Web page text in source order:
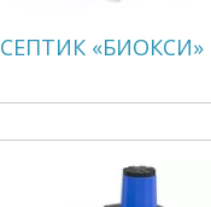
СЕПТИК «БИОКСИ»